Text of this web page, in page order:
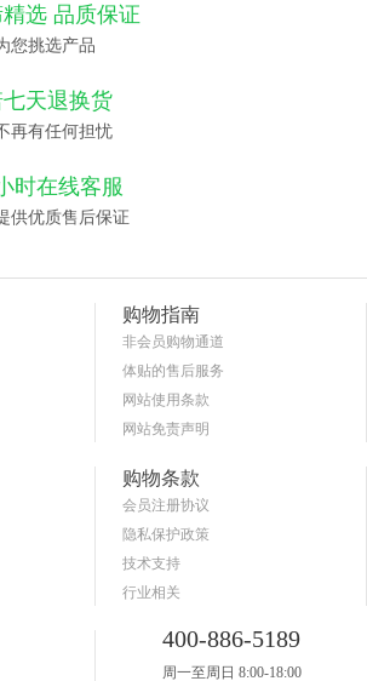
选 品质保证
您挑选产品
天退换货
再有任何担忧
时在线客服
供优质售后保证
购物指南
非会员购物通道
体贴的售后服务
网站使用条款
网站免责声明
购物条款
会员注册协议
隐私保护政策
技术支持
行业相关
400-886-5189
周一至周日 8:00-18:00